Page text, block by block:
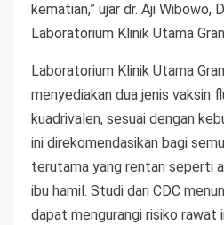
kematian,” ujar dr. Aji Wibowo,
Laboratorium Klinik Utama
Laboratorium Klinik Utama
menyediakan dua jenis vaksin
kuadrivalen, sesuai dengan
ini direkomendasikan bagi
terutama yang rentan seperti
ibu hamil. Studi dari CDC
dapat mengurangi risiko rawat